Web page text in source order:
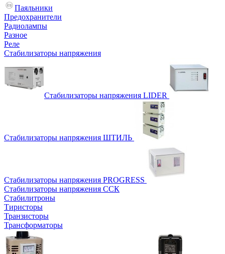
Паяльники
Предохранители
Радиолампы
Разное
Реле
Стабилизаторы напряжения
Стабилизаторы напряжения LIDER
Стабилизаторы напряжения ШТИЛЬ
Стабилизаторы напряжения PROGRESS
Стабилизаторы напряжения ССК
Стабилитроны
Тиристоры
Транзисторы
Трансформаторы